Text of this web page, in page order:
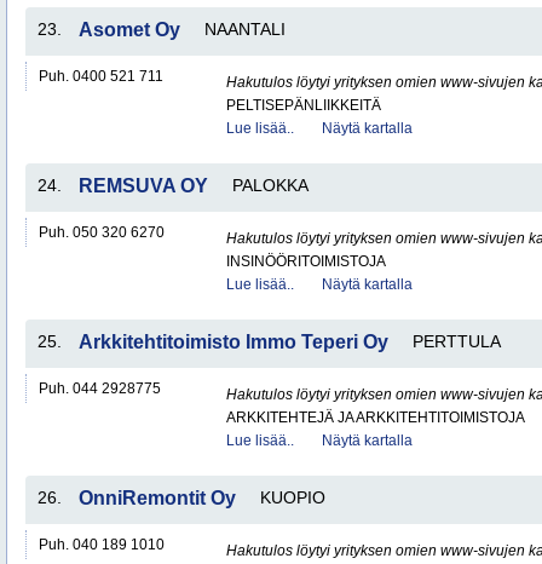
23. Asomet Oy NAANTALI
Puh. 0400 521 711
Hakutulos löytyi yrityksen omien www-sivujen
PELTISEPÄNLIIKKEITÄ
Lue lisää..
Näytä kartalla
24. REMSUVA OY PALOKKA
Puh. 050 320 6270
Hakutulos löytyi yrityksen omien www-sivujen
INSINÖÖRITOIMISTOJA
Lue lisää..
Näytä kartalla
25. Arkkitehtitoimisto Immo Teperi Oy PERTTULA
Puh. 044 2928775
Hakutulos löytyi yrityksen omien www-sivujen
ARKKITEHTEJÄ JA ARKKITEHTITOIMISTOJA
Lue lisää..
Näytä kartalla
26. OnniRemontit Oy KUOPIO
Puh. 040 189 1010
Hakutulos löytyi yrityksen omien www-sivujen